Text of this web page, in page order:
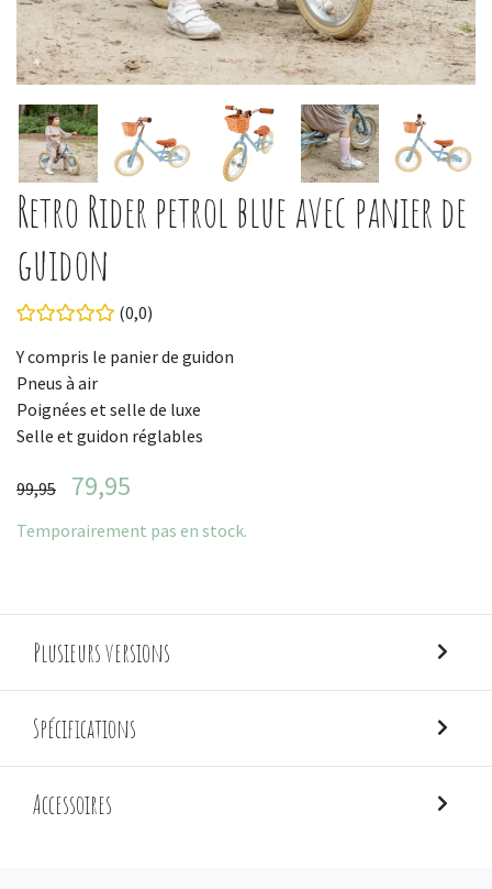
Retro Rider petrol blue avec panier de
guidon
(0,0)
Y compris le panier de guidon
Pneus à air
Poignées et selle de luxe
Selle et guidon réglables
99,95 79,95
Temporairement pas en stock.
Plusieurs versions
Spécifications
Accessoires